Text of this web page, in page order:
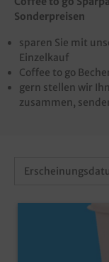
Sonderpreisen
sparen Sie mit
Einzelkauf
Coffee to go
gern stellen wir
zusammen,